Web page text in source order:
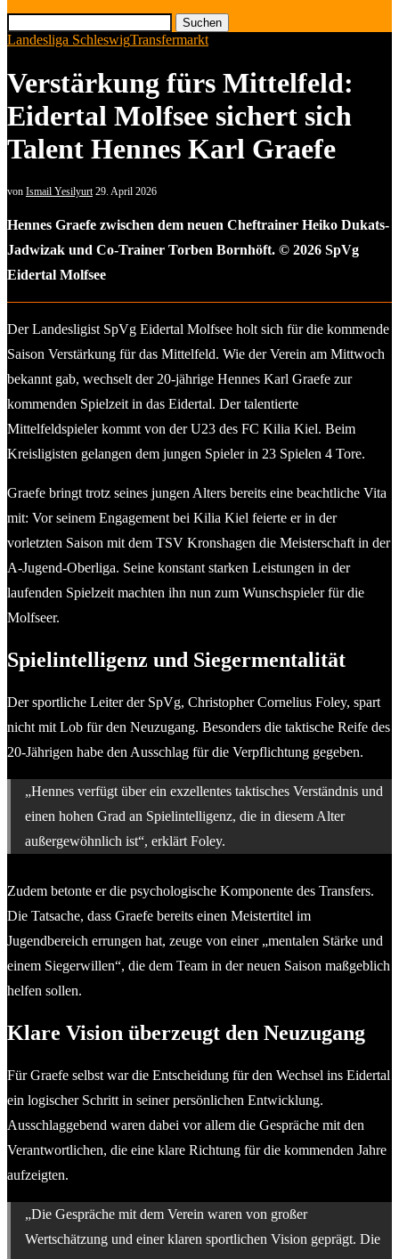
Suchen
Landesliga SchleswigTransfermarkt
Verstärkung fürs Mittelfeld:
Eidertal Molfsee sichert sich
Talent Hennes Karl Graefe
von Ismail Yesilyurt 29. April 2026
Hennes Graefe zwischen dem neuen Cheftrainer Heiko Dukats-
Jadwizak und Co-Trainer Torben Bornhöft. © 2026 SpVg
Eidertal Molfsee
Der Landesligist SpVg Eidertal Molfsee holt sich für die kommende
Saison Verstärkung für das Mittelfeld. Wie der Verein am Mittwoch
bekannt gab, wechselt der 20-jährige Hennes Karl Graefe zur
kommenden Spielzeit in das Eidertal. Der talentierte
Mittelfeldspieler kommt von der U23 des FC Kilia Kiel. Beim
Kreisligisten gelangen dem jungen Spieler in 23 Spielen 4 Tore.
Graefe bringt trotz seines jungen Alters bereits eine beachtliche Vita
mit: Vor seinem Engagement bei Kilia Kiel feierte er in der
vorletzten Saison mit dem TSV Kronshagen die Meisterschaft in der
A-Jugend-Oberliga. Seine konstant starken Leistungen in der
laufenden Spielzeit machten ihn nun zum Wunschspieler für die
Molfseer.
Spielintelligenz und Siegermentalität
Der sportliche Leiter der SpVg, Christopher Cornelius Foley, spart
nicht mit Lob für den Neuzugang. Besonders die taktische Reife des
20-Jährigen habe den Ausschlag für die Verpflichtung gegeben.
„Hennes verfügt über ein exzellentes taktisches Verständnis und
einen hohen Grad an Spielintelligenz, die in diesem Alter
außergewöhnlich ist“, erklärt Foley.
Zudem betonte er die psychologische Komponente des Transfers.
Die Tatsache, dass Graefe bereits einen Meistertitel im
Jugendbereich errungen hat, zeuge von einer „mentalen Stärke und
einem Siegerwillen“, die dem Team in der neuen Saison maßgeblich
helfen sollen.
Klare Vision überzeugt den Neuzugang
Für Graefe selbst war die Entscheidung für den Wechsel ins Eidertal
ein logischer Schritt in seiner persönlichen Entwicklung.
Ausschlaggebend waren dabei vor allem die Gespräche mit den
Verantwortlichen, die eine klare Richtung für die kommenden Jahre
aufzeigten.
„Die Gespräche mit dem Verein waren von großer
Wertschätzung und einer klaren sportlichen Vision geprägt. Die